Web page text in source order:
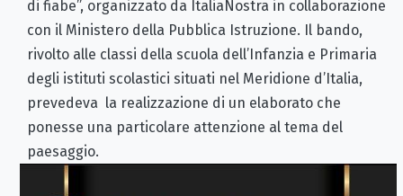
di fiabe”, organizzato da ItaliaNostra in collaborazione
con il Ministero della Pubblica Istruzione. Il bando,
rivolto alle classi della scuola dell’Infanzia e Primaria
degli istituti scolastici situati nel Meridione d’Italia,
prevedeva la realizzazione di un elaborato che
ponesse una particolare attenzione al tema del
paesaggio.